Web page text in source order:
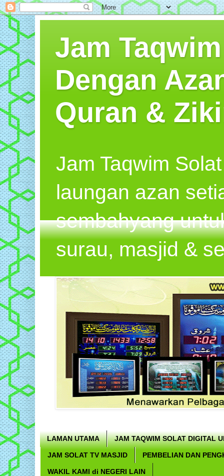
Jam
Dengan
Quran &
Jam Taqwim
laungan azan
sembahyang
surau, masjid &
LAMAN UTAMA JAM TAQWIM SOLAT DIGITAL
JAM SOLAT TV MASJID PEMBELIAN DAN
WAKIL KAMI di NEGERI LAIN